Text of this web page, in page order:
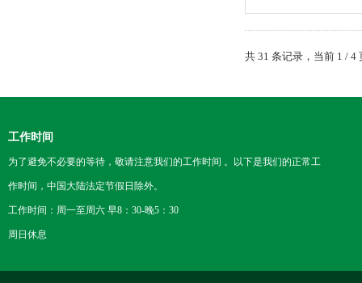
共 31 条记录，当前 1 /
工作时间
为了避免不必要的等待，敬请注意我们的工作时间 。以下是我们的正常工
作时间，中国大陆法定节假日除外。
工作时间：周一至周六 早8：30-晚5：30
周日休息